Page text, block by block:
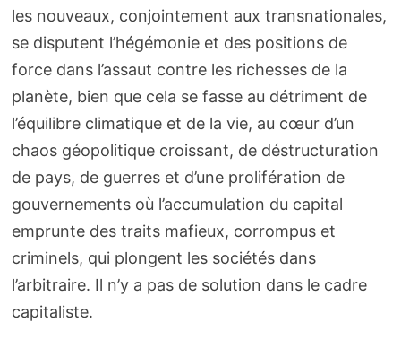
les nouveaux, conjointement aux transnationales,
se disputent l’hégémonie et des positions de
force dans l’assaut contre les richesses de la
planète, bien que cela se fasse au détriment de
l’équilibre climatique et de la vie, au cœur d’un
chaos géopolitique croissant, de déstructuration
de pays, de guerres et d’une prolifération de
gouvernements où l’accumulation du capital
emprunte des traits mafieux, corrompus et
criminels, qui plongent les sociétés dans
l’arbitraire. Il n’y a pas de solution dans le cadre
capitaliste.